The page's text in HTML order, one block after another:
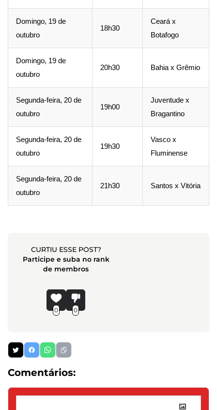
Domingo, 19 de
outubro
18h30
Ceará x
Botafogo
Domingo, 19 de
outubro
20h30 Bahia x Grêmio
Segunda-feira, 20 de
outubro
19h00
Juventude x
Bragantino
Segunda-feira, 20 de
outubro
19h30
Vasco x
Fluminense
Segunda-feira, 20 de
outubro
21h30 Santos x Vitória
CURTIU ESSE POST?
Participe e suba no rank
de membros
0 0
Comentários: